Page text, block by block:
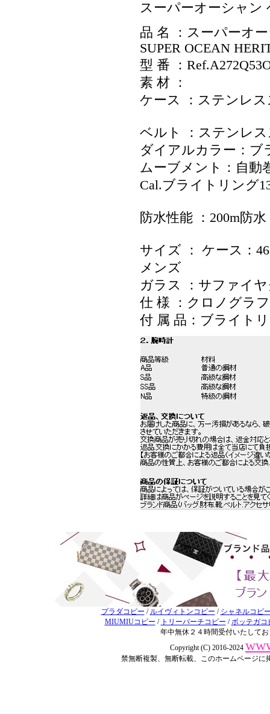
スーパーオーシャン
品 名 ：スーパーオ
SUPER OCEAN
型 番 ：
素 材 ：
ケース ：ステンレ
ベルト ：ステンレ
ダイアルカラー：ブ
ムーブメント：自動
Cal.ブライトリング
防水性能 ：200m防水
サイズ ： ケース：
メンズ
ガラス ：サファイ
仕 様 ：クロノグラ
付 属 品：ブライト
プラダコピー / ルイヴィトンコピー / シャネルコピ
MIUMIUコピー / トリーバーチコピー /ボッテガコ
年中無休２４時間受付いたして
Copyright (C) 2016-2024
禁無断複製、無断転載、このホームページ